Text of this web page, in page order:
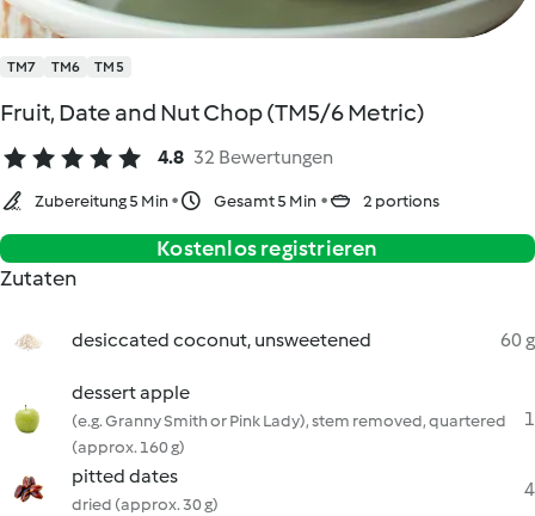
TM7 TM6 TM5
Fruit, Date and Nut Chop (TM5/6 Metric)
4.8 32 Bewertungen
Zubereitung 5 Min Gesamt 5 Min 2 portions
Kostenlos registrieren
Zutaten
desiccated coconut, unsweetened 60 g
dessert apple
(e.g. Granny Smith or Pink Lady), stem removed, quartered
(approx. 160 g)
1
pitted dates
dried (approx. 30 g)
4